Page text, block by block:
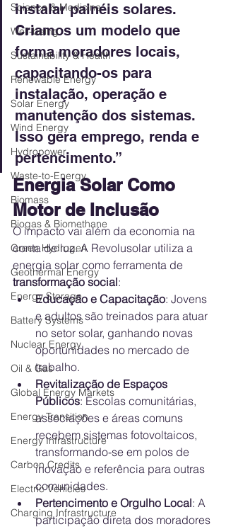
Science & Medicine
Well-being
Sustainability & Health
Renewable Energy
Solar Energy
Wind Energy
Hydropower
Waste-to-Energy
Biomass
Biogas & Biomethane
Green Hydrogen
Geothermal Energy
Energy Storage
Battery Systems
Nuclear Energy
Oil & Gas
Global Energy Markets
Energy Transition
Energy Infrastructure
Carbon Credits
Electric Vehicles
Charging Infrastructure
instalar painéis solares.
Criamos um modelo que
forma moradores locais,
capacitando-os para
instalação, operação e
manutenção dos sistemas.
Isso gera emprego, renda e
pertencimento.”
Energia Solar Como
Motor de Inclusão
O impacto vai além da economia na
conta de luz. A Revolusolar utiliza a
energia solar como ferramenta de
transformação social:
Educação e Capacitação: Jovens
e adultos são treinados para atuar
no setor solar, ganhando novas
oportunidades no mercado de
trabalho.
Revitalização de Espaços
Públicos: Escolas comunitárias,
associações e áreas comuns
recebem sistemas fotovoltaicos,
transformando-se em polos de
inovação e referência para outras
comunidades.
Pertencimento e Orgulho Local: A
participação direta dos moradores